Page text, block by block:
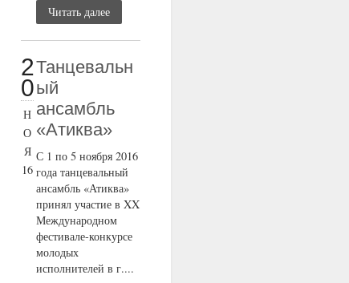
Читать далее
2
0
Н
О
Я
16
Танцевальн
ый
ансамбль
«Атиква»
С 1 по 5 ноября 2016
года танцевальный
ансамбль «Атиква»
принял участие в XX
Международном
фестивале-конкурсе
молодых
исполнителей в г....